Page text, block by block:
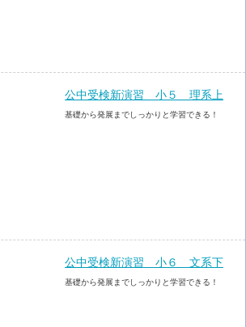
公中受検新演習 小５ 理系上
基礎から発展までしっかりと学習できる！
公中受検新演習 小６ 文系下
基礎から発展までしっかりと学習できる！